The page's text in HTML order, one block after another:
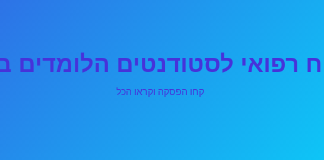
רפואי לסטודנטים הלומדים
קחו הפסקה וקראו הכל